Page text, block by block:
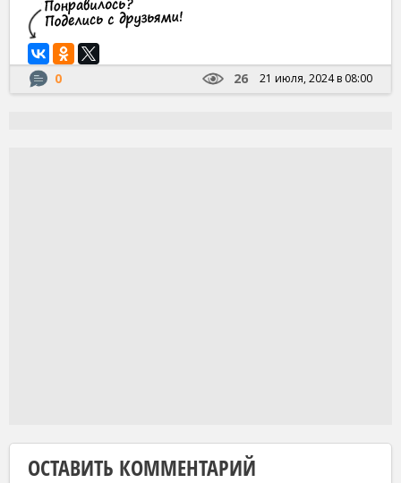
0 26 21 июля, 2024 в 08:00
ОСТАВИТЬ КОММЕНТАРИЙ